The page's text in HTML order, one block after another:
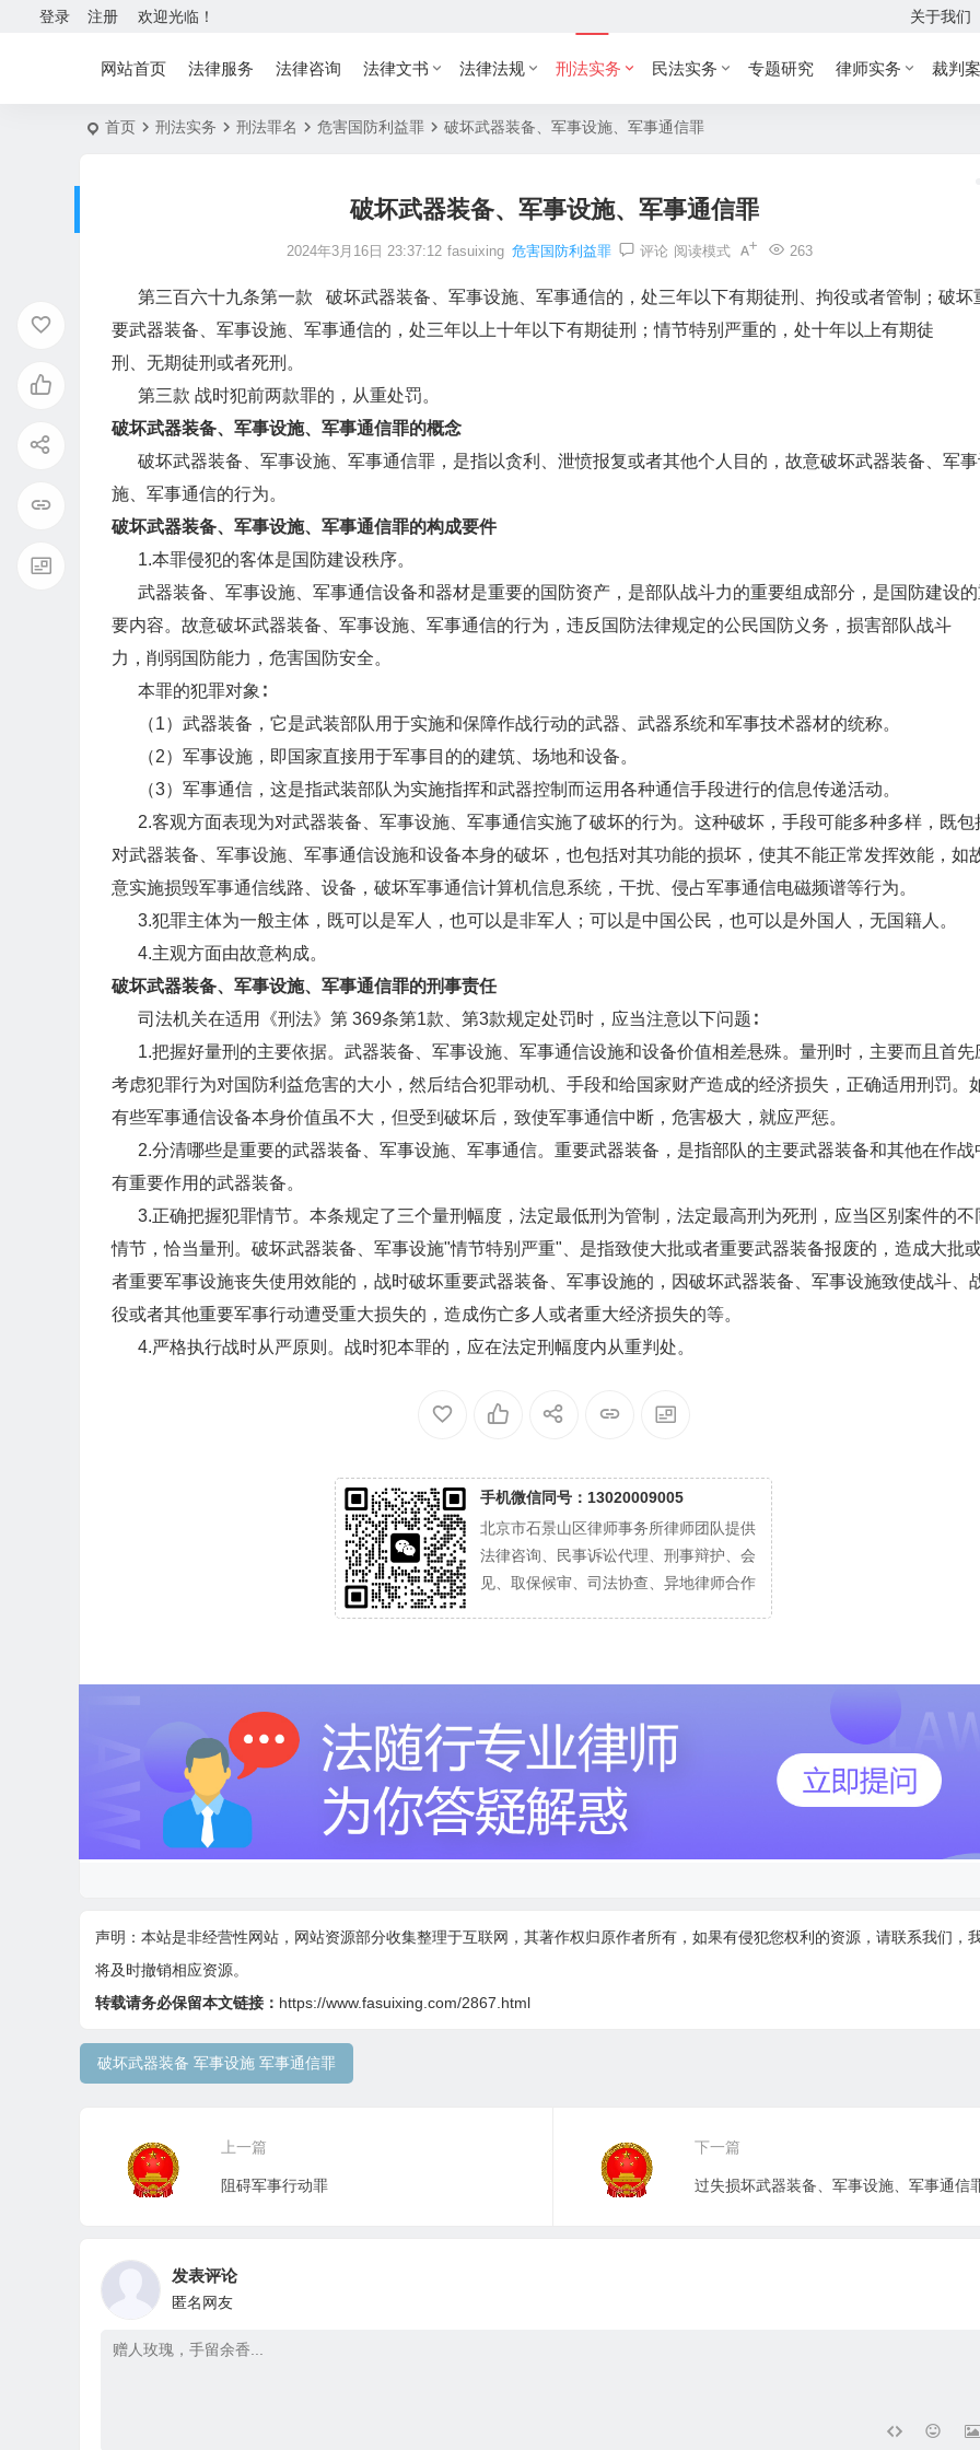
欢迎光临！
登录 注册 关于我们
网站首页 法律服务 法律咨询 法律文书 法律法规 刑法实务 民法实务 专题研究 律师实务 裁判
首页 刑法实务 刑法罪名 危害国防利益罪 破坏武器装备、军事设施、军事通信罪
破坏武器装备、军事设施、军事通信罪
2024年3月16日 23:37:12 fasuixing 危害国防利益罪 评论 263
阅读模式
第三百六十九条第一款 破坏武器装备、军事设施、军事通信的，处三年以下有期徒刑、拘役或者管制；破坏
要武器装备、军事设施、军事通信的，处三年以上十年以下有期徒刑；情节特别严重的，处十年以上有期徒
刑、无期徒刑或者死刑。
第三款 战时犯前两款罪的，从重处罚。
破坏武器装备、军事设施、军事通信罪的概念
破坏武器装备、军事设施、军事通信罪，是指以贪利、泄愤报复或者其他个人目的，故意破坏武器装备、军
施、军事通信的行为。
破坏武器装备、军事设施、军事通信罪的构成要件
1.本罪侵犯的客体是国防建设秩序。
武器装备、军事设施、军事通信设备和器材是重要的国防资产，是部队战斗力的重要组成部分，是国防建设
要内容。故意破坏武器装备、军事设施、军事通信的行为，违反国防法律规定的公民国防义务，损害部队战斗
力，削弱国防能力，危害国防安全。
本罪的犯罪对象∶
（1）武器装备，它是武装部队用于实施和保障作战行动的武器、武器系统和军事技术器材的统称。
（2）军事设施，即国家直接用于军事目的的建筑、场地和设备。
（3）军事通信，这是指武装部队为实施指挥和武器控制而运用各种通信手段进行的信息传递活动。
2.客观方面表现为对武器装备、军事设施、军事通信实施了破坏的行为。这种破坏，手段可能多种多样，既包
对武器装备、军事设施、军事通信设施和设备本身的破坏，也包括对其功能的损坏，使其不能正常发挥效能，如
意实施损毁军事通信线路、设备，破坏军事通信计算机信息系统，干扰、侵占军事通信电磁频谱等行为。
3.犯罪主体为一般主体，既可以是军人，也可以是非军人；可以是中国公民，也可以是外国人，无国籍人。
4.主观方面由故意构成。
破坏武器装备、军事设施、军事通信罪的刑事责任
司法机关在适用《刑法》第 369条第1款、第3款规定处罚时，应当注意以下问题∶
1.把握好量刑的主要依据。武器装备、军事设施、军事通信设施和设备价值相差悬殊。量刑时，主要而且首先
考虑犯罪行为对国防利益危害的大小，然后结合犯罪动机、手段和给国家财产造成的经济损失，正确适用刑罚。
有些军事通信设备本身价值虽不大，但受到破坏后，致使军事通信中断，危害极大，就应严惩。
2.分清哪些是重要的武器装备、军事设施、军事通信。重要武器装备，是指部队的主要武器装备和其他在作战
有重要作用的武器装备。
3.正确把握犯罪情节。本条规定了三个量刑幅度，法定最低刑为管制，法定最高刑为死刑，应当区别案件的不
情节，恰当量刑。破坏武器装备、军事设施"情节特别严重"、是指致使大批或者重要武器装备报废的，造成大批
者重要军事设施丧失使用效能的，战时破坏重要武器装备、军事设施的，因破坏武器装备、军事设施致使战斗、
役或者其他重要军事行动遭受重大损失的，造成伤亡多人或者重大经济损失的等。
4.严格执行战时从严原则。战时犯本罪的，应在法定刑幅度内从重判处。
手机微信同号：13020009005
北京市石景山区律师事务所律师团队提供
法律咨询、民事诉讼代理、刑事辩护、会
见、取保候审、司法协查、异地律师合作
声明：本站是非经营性网站，网站资源部分收集整理于互联网，其著作权归原作者所有，如果有侵犯您权利的资源，请联系我们，
将及时撤销相应资源。
转载请务必保留本文链接： https://www.fasuixing.com/2867.html
破坏武器装备 军事设施 军事通信罪
上一篇
阻碍军事行动罪
下一篇
过失损坏武器装备、军事设施、军事通信
发表评论
匿名网友